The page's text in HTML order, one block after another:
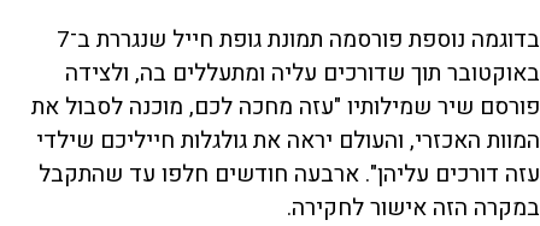
בדוגמה נוספת פורסמה תמונת גופת חייל שנגררת ב־7
באוקטובר תוך שדורכים עליה ומתעללים בה, ולצידה
פורסם שיר שמילותיו "עזה מחכה לכם, מוכנה לסבול את
המוות האכזרי, והעולם יראה את גולגלות חייליכם שילדי
עזה דורכים עליהן". ארבעה חודשים חלפו עד שהתקבל
במקרה הזה אישור לחקירה.